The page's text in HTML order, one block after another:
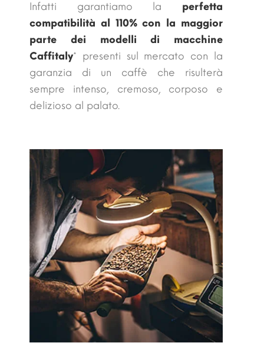
Infatti garantiamo la perfetta
compatibilità al 110% con la maggior
parte dei modelli di macchine
Caffitaly* presenti sul mercato con la
garanzia di un caffè che risulterà
sempre intenso, cremoso, corposo e
delizioso al palato.